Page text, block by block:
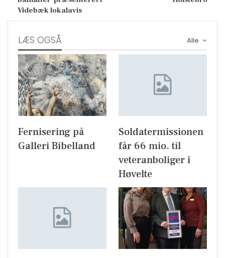
Videbæk lokalavis
Alle
LÆS OGSÅ
Fernisering på
Galleri Bibelland
Soldatermissionen
får 66 mio. til
veteranboliger i
Høvelte